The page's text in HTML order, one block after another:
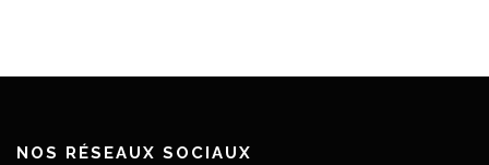
NOS RÉSEAUX SOCIAUX